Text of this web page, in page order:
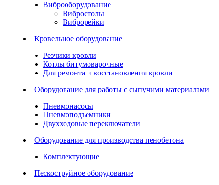
Виброоборудование
Вибростолы
Виброрейки
Кровельное оборудование
Резчики кровли
Котлы битумоварочные
Для ремонта и восстановления кровли
Оборудование для работы с сыпучими материалами
Пневмонасосы
Пневмоподъемники
Двухходовые переключатели
Оборудование для производства пенобетона
Комплектующие
Пескоструйное оборудование